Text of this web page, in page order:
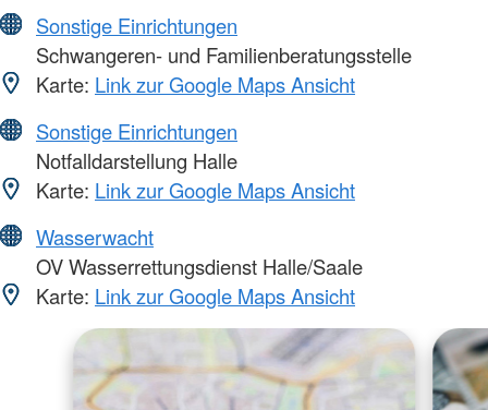
Sonstige Einrichtungen
Schwangeren- und Familienberatungsstelle
Karte: Link zur Google Maps Ansicht
Sonstige Einrichtungen
Notfalldarstellung Halle
Karte: Link zur Google Maps Ansicht
Wasserwacht
OV Wasserrettungsdienst Halle/Saale
Karte: Link zur Google Maps Ansicht